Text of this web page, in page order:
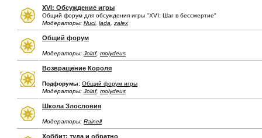
XVI: Обсуждение игры
Общий форум для обсуждения игры "XVI: Шаг в бессмертие"
Модераторы: Nuci, lada zalex
Общий форум
Модераторы: Jolaf, molydeus
Возвращение Короля
Подфорумы: Общий форум игры
Модераторы: Jolaf, molydeus
Школа Злословия
Модераторы: Rainell
Хоббит: туда и обратно